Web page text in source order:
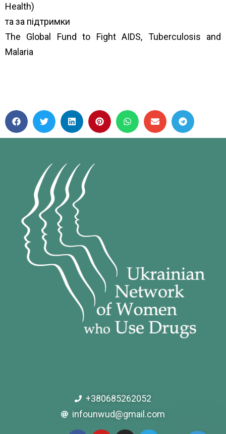
Health)
та за підтримки
The Global Fund to Fight AIDS, Tuberculosis and
Malaria
+380685262052
infounwud@gmail.com